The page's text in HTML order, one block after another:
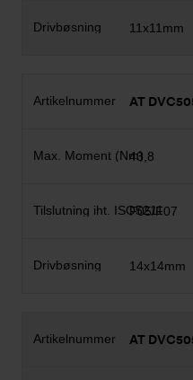
11x11mm
AT
43,8
F05/F07
14x14mm
AT